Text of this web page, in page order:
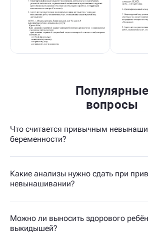
Популярные
вопросы
Что считается привычным
беременности?
Какие анализы нужно сдать при
невынашивании?
Можно ли выносить здорового
выкидышей?